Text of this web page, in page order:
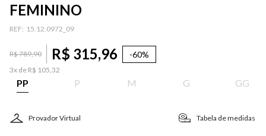
FEMININO
: 15.12.0972_09
R$789,90 R$ 315,96 -60%
3x de R$ 105,32
PP P M G GG
Provador Virtual Tabela de medidas